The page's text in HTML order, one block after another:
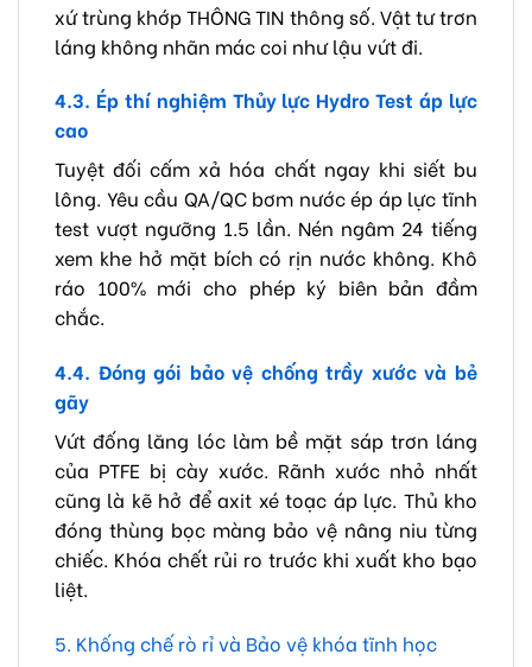
xứ trùng khớp THÔNG TIN thông số. Vật tư trơn
láng không nhãn mác coi như lậu vứt đi.
4.3. Ép thí nghiệm Thủy lực Hydro Test áp lực
cao
Tuyệt đối cấm xả hóa chất ngay khi siết bu
lông. Yêu cầu QA/QC bơm nước ép áp lực tĩnh
test vượt ngưỡng 1.5 lần. Nén ngâm 24 tiếng
xem khe hở mặt bích có rịn nước không. Khô
ráo 100% mới cho phép ký biên bản đầm
chắc.
4.4. Đóng gói bảo vệ chống trầy xước và bẻ
gãy
Vứt đống lăng lóc làm bề mặt sáp trơn láng
của PTFE bị cày xước. Rãnh xước nhỏ nhất
cũng là kẽ hở để axit xé toạc áp lực. Thủ kho
đóng thùng bọc màng bảo vệ nâng niu từng
chiếc. Khóa chết rủi ro trước khi xuất kho bạo
liệt.
5. Khống chế rò rỉ và Bảo vệ khóa tĩnh học